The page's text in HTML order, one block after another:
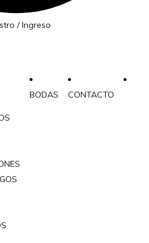
/ Ingreso
BODAS CONTACTO